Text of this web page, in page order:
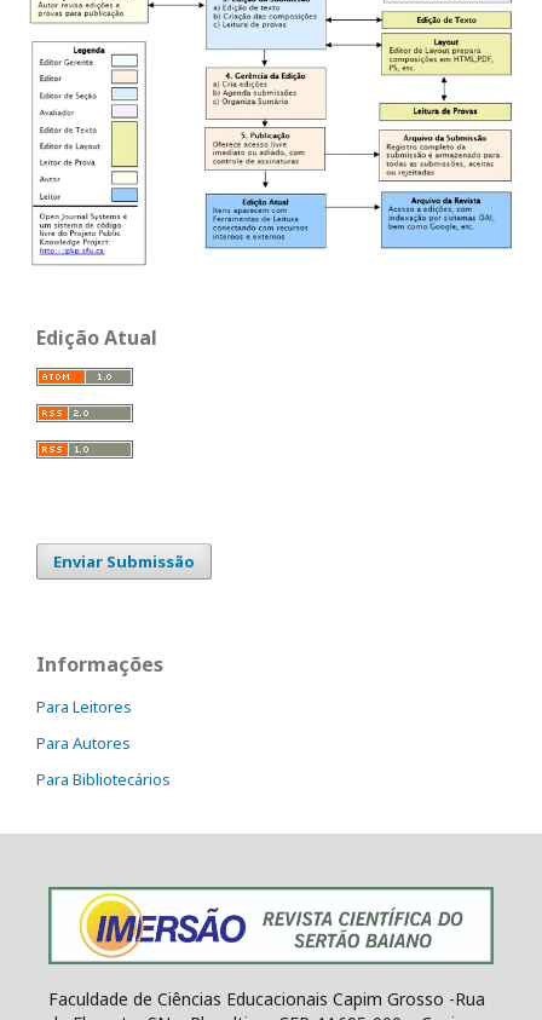
Edição Atual
Enviar Submissão
Informações
Para Leitores
Para Autores
Para Bibliotecários
Faculdade de Ciências Educacionais Capim Grosso -Rua